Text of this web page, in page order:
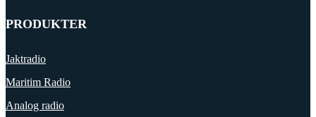
PRODUKTER
Jaktradio
Maritim Radio
Analog radio